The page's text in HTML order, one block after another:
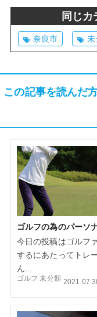
同じ
奈良市
この記事を読んだ
ゴルフの為のパーソ
今日の投稿はゴルフ
するにあたってトレ
ん...
ゴルフ 未分類